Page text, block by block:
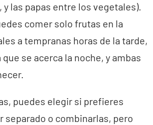
las papas entre los vegetales).
comer solo frutas en la
a tempranas horas de la tarde,
se acerca la noche, y ambas
puedes elegir si prefieres
separado o combinarlas, pero